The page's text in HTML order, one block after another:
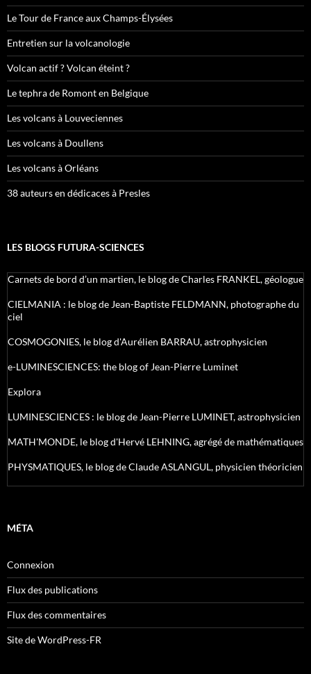
Le Tour de France aux Champs-Élysées
Entretien sur la volcanologie
Volcan actif ? Volcan éteint ?
Le tephra de Romont en Belgique
Les volcans à Louveciennes
Les volcans à Doullens
Les volcans à Orléans
38 auteurs en dédicaces à Presles
LES BLOGS FUTURA-SCIENCES
Carnets de bord d’un martien, le blog de Charles FRANKEL, géologue
CIELMANIA : le blog de Jean-Baptiste FELDMANN, photographe du
ciel
COSMOGONIES, le blog d'Aurélien BARRAU, astrophysicien
e-LUMINESCIENCES: the blog of Jean-Pierre Luminet
Explora
LUMINESCIENCES : le blog de Jean-Pierre LUMINET, astrophysicien
MATH'MONDE, le blog d'Hervé LEHNING, agrégé de mathématiques
PHYSMATIQUES, le blog de Claude ASLANGUL, physicien théoricien
MÉTA
Connexion
Flux des publications
Flux des commentaires
Site de WordPress-FR